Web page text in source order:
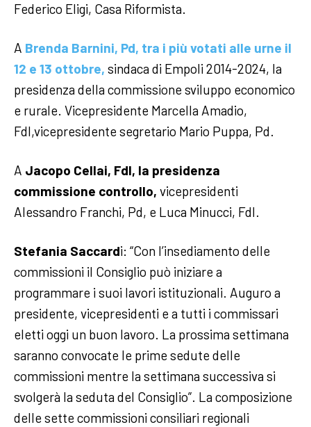
Federico Eligi, Casa Riformista.
A Brenda Barnini, Pd, tra i più votati alle urne il
12 e 13 ottobre, sindaca di Empoli 2014-2024, la
presidenza della commissione sviluppo economico
e rurale. Vicepresidente Marcella Amadio,
FdI,vicepresidente segretario Mario Puppa, Pd.
A Jacopo Cellai, FdI, la presidenza
commissione controllo, vicepresidenti
Alessandro Franchi, Pd, e Luca Minucci, FdI.
Stefania Saccardi: “Con l’insediamento delle
commissioni il Consiglio può iniziare a
programmare i suoi lavori istituzionali. Auguro a
presidente, vicepresidenti e a tutti i commissari
eletti oggi un buon lavoro. La prossima settimana
saranno convocate le prime sedute delle
commissioni mentre la settimana successiva si
svolgerà la seduta del Consiglio”. La composizione
delle sette commissioni consiliari regionali